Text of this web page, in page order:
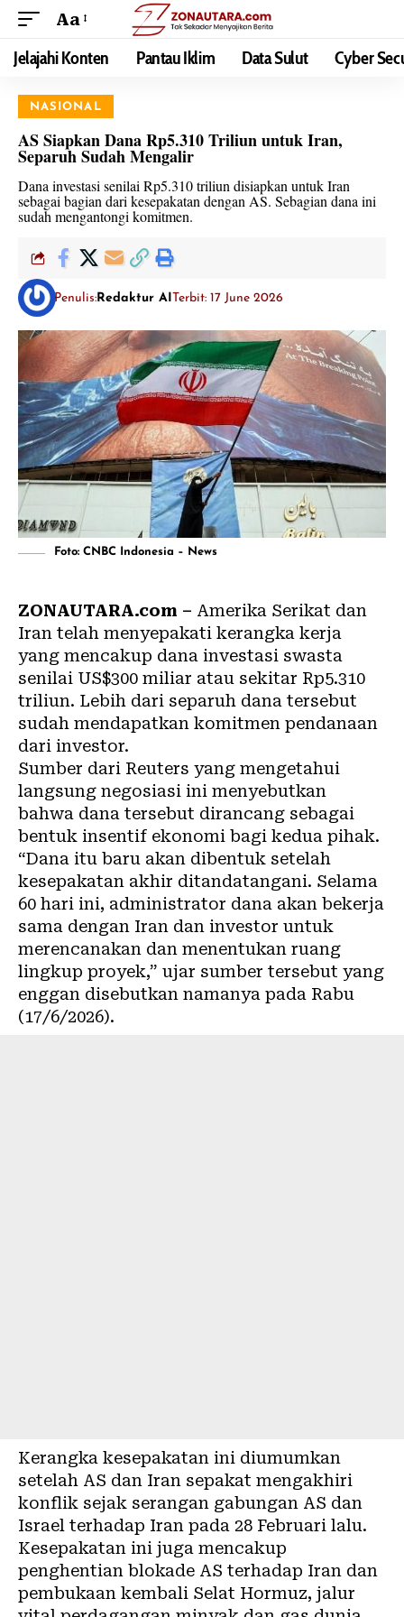
Aa
Jelajahi Konten Pantau Iklim Data Sulut Cyber
NASIONAL
AS Siapkan Dana Rp5.310 Triliun untuk Iran,
Separuh Sudah Mengalir
Dana investasi senilai Rp5.310 triliun disiapkan untuk Iran
sebagai bagian dari kesepakatan dengan AS. Sebagian dana ini
sudah mengantongi komitmen.
Penulis: Redaktur AITerbit: 17 June 2026
Foto: CNBC Indonesia – News
ZONAUTARA.com – Amerika Serikat dan
Iran telah menyepakati kerangka kerja
yang mencakup dana investasi swasta
senilai US$300 miliar atau sekitar Rp5.310
triliun. Lebih dari separuh dana tersebut
sudah mendapatkan komitmen pendanaan
dari investor.
Sumber dari Reuters yang mengetahui
langsung negosiasi ini menyebutkan
bahwa dana tersebut dirancang sebagai
bentuk insentif ekonomi bagi kedua pihak.
“Dana itu baru akan dibentuk setelah
kesepakatan akhir ditandatangani. Selama
60 hari ini, administrator dana akan bekerja
sama dengan Iran dan investor untuk
merencanakan dan menentukan ruang
lingkup proyek,” ujar sumber tersebut yang
enggan disebutkan namanya pada Rabu
(17/6/2026).
Kerangka kesepakatan ini diumumkan
setelah AS dan Iran sepakat mengakhiri
konflik sejak serangan gabungan AS dan
Israel terhadap Iran pada 28 Februari lalu.
Kesepakatan ini juga mencakup
penghentian blokade AS terhadap Iran dan
pembukaan kembali Selat Hormuz, jalur